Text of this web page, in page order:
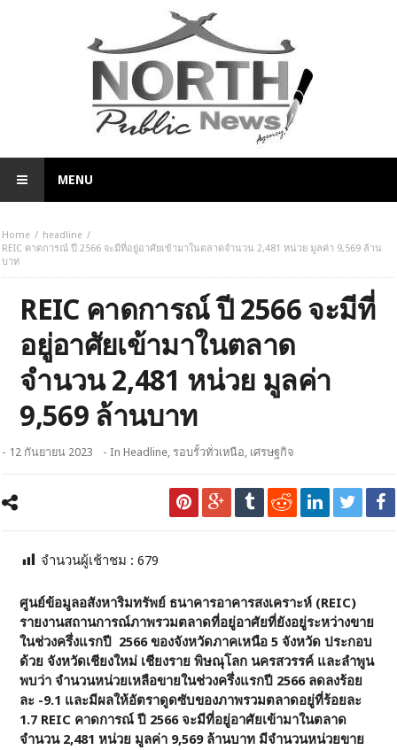
MENU
Home
headline
REIC คาดการณ์ ปี 2566 จะมีที่อยู่อาศัยเข้ามาในตลาดจำนวน 2,481 หน่วย มูลค่า 9,569 ล้าน
บาท
REIC คาดการณ์ ปี 2566 จะมีที่
อยู่อาศัยเข้ามาในตลาด
จำนวน 2,481 หน่วย มูลค่า
9,569 ล้านบาท
- 12 กันยายน 2023 - InHeadline, รอบรั้วทั่วเหนือ, เศรษฐกิจ
จำนวนผู้เช้าชม :679
ศูนย์ข้อมูลอสังหาริมทรัพย์ ธนาคารอาคารสงเคราะห์ (REIC)
รายงานสถานการณ์ภาพรวมตลาดที่อยู่อาศัยที่ยังอยู่ระหว่างขาย
ในช่วงครึ่งแรกปี 2566 ของจังหวัดภาคเหนือ 5 จังหวัด ประกอบ
ด้วย จังหวัดเชียงใหม่ เชียงราย พิษณุโลก นครสวรรค์ และลำพูน
พบว่า จำนวนหน่วยเหลือขายในช่วงครึ่งแรกปี 2566 ลดลงร้อย
ละ -9.1 และมีผลให้อัตราดูดซับของภาพรวมตลาดอยู่ที่ร้อยละ
1.7 REIC คาดการณ์ ปี 2566 จะมีที่อยู่อาศัยเข้ามาในตลาด
จำนวน 2,481 หน่วย มูลค่า 9,569 ล้านบาท มีจำนวนหน่วยขาย